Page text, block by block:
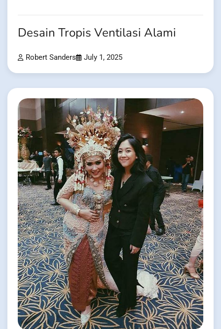
Desain Tropis Ventilasi Alami
Robert Sanders July 1, 2025